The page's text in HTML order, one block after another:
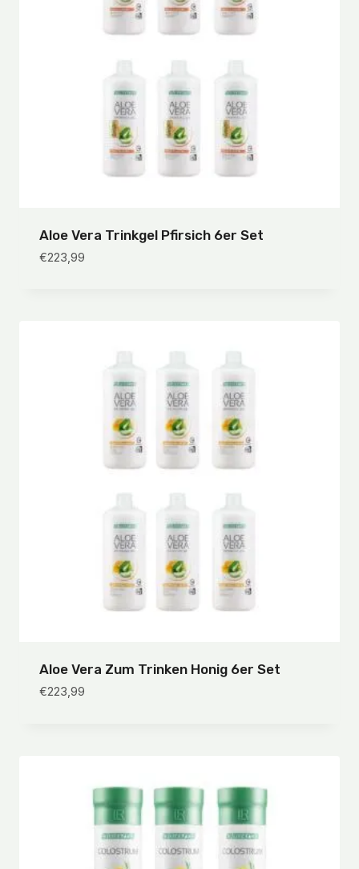
Aloe Vera Trinkgel Pfirsich 6er Set
€223,99
Aloe Vera Zum Trinken Honig 6er Set
€223,99